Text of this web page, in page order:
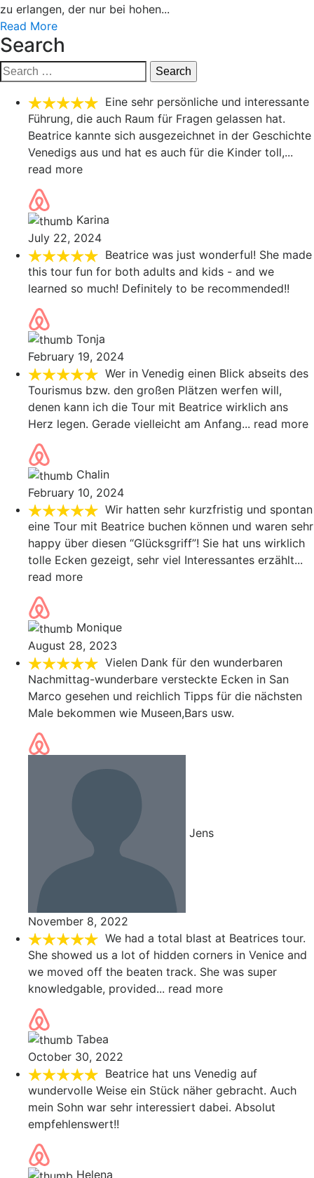
zu erlangen, der nur bei hohen...
Read More
Search
Search
for:
Eine sehr persönliche und interessante
Führung, die auch Raum für Fragen gelassen hat.
Beatrice kannte sich ausgezeichnet in der Geschichte
Venedigs aus und hat es auch für die Kinder toll,...
read more
Karina
July 22, 2024
Beatrice was just wonderful! She made
this tour fun for both adults and kids - and we
learned so much! Definitely to be recommended!!
Tonja
February 19, 2024
Wer in Venedig einen Blick abseits des
Tourismus bzw. den großen Plätzen werfen will,
denen kann ich die Tour mit Beatrice wirklich ans
Herz legen. Gerade vielleicht am Anfang... read more
Chalin
February 10, 2024
Wir hatten sehr kurzfristig und spontan
eine Tour mit Beatrice buchen können und waren sehr
happy über diesen “Glücksgriff”! Sie hat uns wirklich
tolle Ecken gezeigt, sehr viel Interessantes erzählt...
read more
Monique
August 28, 2023
Vielen Dank für den wunderbaren
Nachmittag-wunderbare versteckte Ecken in San
Marco gesehen und reichlich Tipps für die nächsten
Male bekommen wie Museen,Bars usw.
Jens
November 8, 2022
We had a total blast at Beatrices tour.
She showed us a lot of hidden corners in Venice and
we moved off the beaten track. She was super
knowledgable, provided... read more
Tabea
October 30, 2022
Beatrice hat uns Venedig auf
wundervolle Weise ein Stück näher gebracht. Auch
mein Sohn war sehr interessiert dabei. Absolut
empfehlenswert!!
Helena